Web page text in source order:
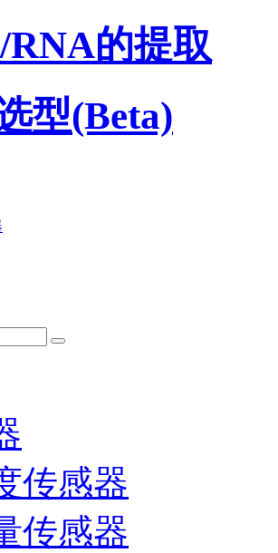
的提取
型(Beta)
传感器
传感器